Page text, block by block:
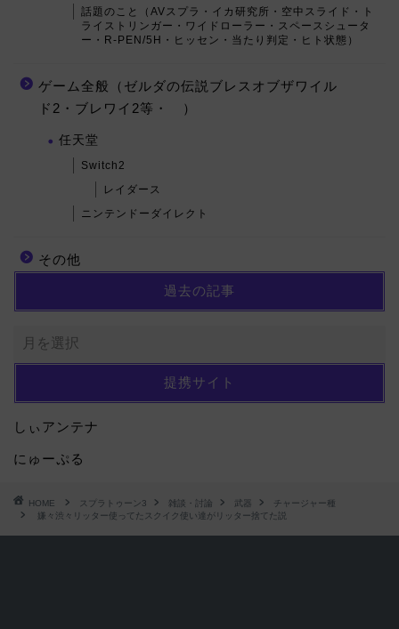
話題のこと（AVスプラ・イカ研究所・空中スライド・ト
ライストリンガー・ワイドローラー・スペースシュータ
ー・R-PEN/5H・ヒッセン・当たり判定・ヒト状態）
ゲーム全般（ゼルダの伝説ブレスオブザワイル
ド2・ブレワイ2等・ ）
任天堂
Switch2
レイダース
ニンテンドーダイレクト
その他
過去の記事
提携サイト
しぃアンテナ
にゅーぷる
HOME スプラトゥーン3 雑談・討論 武器
チャージャー種
嫌々渋々リッター使ってたスクイク使い達がリッター捨てた説